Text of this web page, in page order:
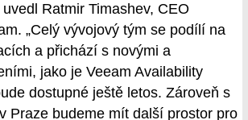
Ratmir Timashev, CEO
„Celý vývojový tým se podílí na
a přichází s novými a
jako je Veeam Availability
dostupné ještě letos. Zároveň s
Praze budeme mít další prostor pro